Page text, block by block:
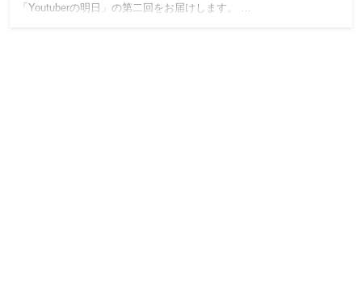
「Youtuberの明日」の第二回をお届けします。 …